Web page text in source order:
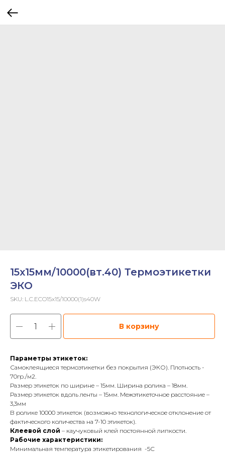
15х15мм/10000(вт.40) Термоэтикетки
ЭКО
SKU: L.C.ECO15x15/10000(1)s40W
В корзину
Параметры этикеток:
Самоклеящиеся термоэтикетки без покрытия (ЭКО). Плотность -
70гр./м2.
Размер этикеток по ширине – 15мм. Ширина ролика – 18мм.
Размер этикеток вдоль ленты – 15мм. Межэтикеточное расстояние –
3,3мм
В ролике 10000 этикеток (возможно технологическое отклонение от
фактического количества на 7-10 этикеток).
Клеевой слой – каучуковый клей постоянной липкости.
Рабочие характеристики:
Минимальная температура этикетирования -5С